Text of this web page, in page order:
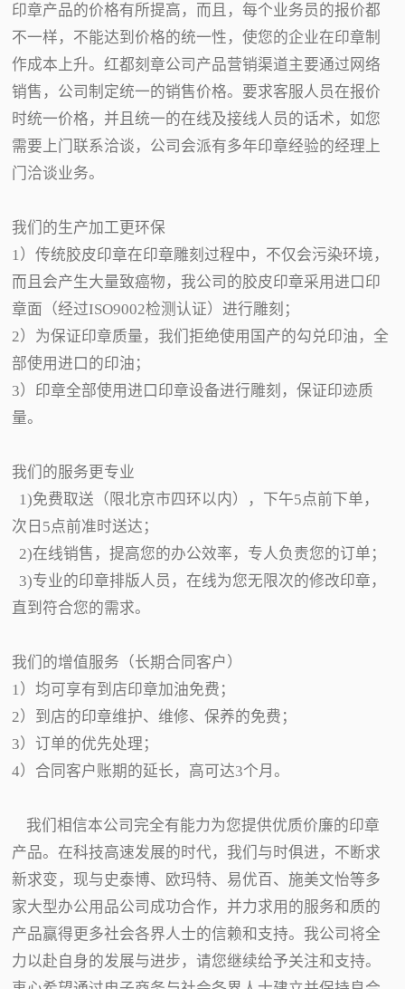
印章产品的价格有所提高，而且，每个业务员的报价都
不一样，不能达到价格的统一性，使您的企业在印章制
作成本上升。红都刻章公司产品营销渠道主要通过网络
销售，公司制定统一的销售价格。要求客服人员在报价
时统一价格，并且统一的在线及接线人员的话术，如您
需要上门联系洽谈，公司会派有多年印章经验的经理上
门洽谈业务。
我们的生产加工更环保
1）传统胶皮印章在印章雕刻过程中，不仅会污染环境，
而且会产生大量致癌物，我公司的胶皮印章采用进口印
章面（经过ISO9002检测认证）进行雕刻；
2）为保证印章质量，我们拒绝使用国产的勾兑印油，全
部使用进口的印油；
3）印章全部使用进口印章设备进行雕刻，保证印迹质
量。
我们的服务更专业
1)免费取送（限北京市四环以内），下午5点前下单，
次日5点前准时送达；
2)在线销售，提高您的办公效率，专人负责您的订单；
3)专业的印章排版人员，在线为您无限次的修改印章，
直到符合您的需求。
我们的增值服务（长期合同客户）
1）均可享有到店印章加油免费；
2）到店的印章维护、维修、保养的免费；
3）订单的优先处理；
4）合同客户账期的延长，高可达3个月。
我们相信本公司完全有能力为您提供优质价廉的印章
产品。在科技高速发展的时代，我们与时俱进，不断求
新求变，现与史泰博、欧玛特、易优百、施美文怡等多
家大型办公用品公司成功合作，并力求用的服务和质的
产品赢得更多社会各界人士的信赖和支持。我公司将全
力以赴自身的发展与进步，请您继续给予关注和支持。